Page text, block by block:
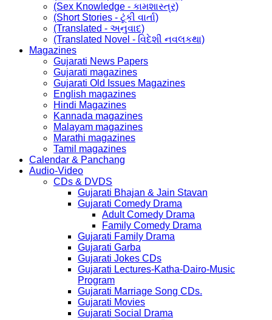
(Sex Knowledge - કામશાસ્ત્ર)
(Short Stories - ટૂંકી વાર્તા)
(Translated - અનુવાદ)
(Translated Novel - વિદેશી નવલકથા)
Magazines
Gujarati News Papers
Gujarati magazines
Gujarati Old Issues Magazines
English magazines
Hindi Magazines
Kannada magazines
Malayam magazines
Marathi magazines
Tamil magazines
Calendar & Panchang
Audio-Video
CDs & DVDS
Gujarati Bhajan & Jain Stavan
Gujarati Comedy Drama
Adult Comedy Drama
Family Comedy Drama
Gujarati Family Drama
Gujarati Garba
Gujarati Jokes CDs
Gujarati Lectures-Katha-Dairo-Music
Program
Gujarati Marriage Song CDs.
Gujarati Movies
Gujarati Social Drama